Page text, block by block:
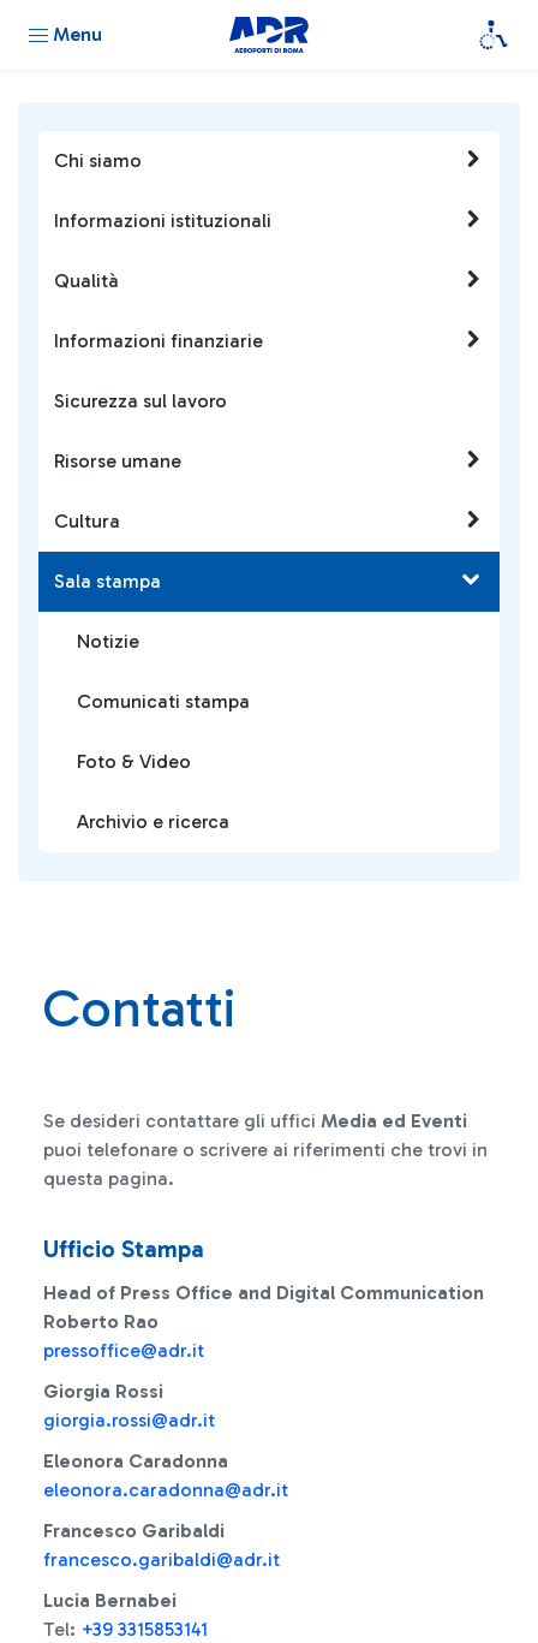
Menu
Contatti
Se desideri contattare gli uffici Media ed Eventi
puoi telefonare o scrivere ai riferimenti che trovi in
questa pagina.
Ufficio Stampa
Head of Press Office and Digital Communication
Roberto Rao
pressoffice@adr.it
Giorgia Rossi
giorgia.rossi@adr.it
Eleonora Caradonna
eleonora.caradonna@adr.it
Francesco Garibaldi
francesco.garibaldi@adr.it
Lucia Bernabei
Tel: +39 3315853141
Chi siamo
Informazioni istituzionali
Qualità
Informazioni finanziarie
Sicurezza sul lavoro
Risorse umane
Cultura
Sala stampa
Notizie
Comunicati stampa
Foto & Video
Archivio e ricerca